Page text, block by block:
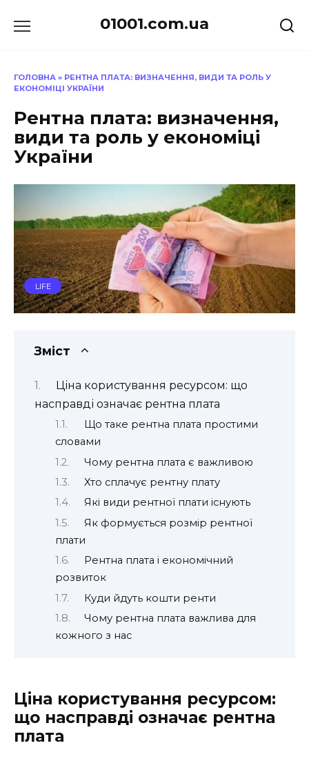
до
01001.com.ua
ГОЛОВНА » РЕНТНА ПЛАТА: ВИЗНАЧЕННЯ, ВИДИ ТА РОЛЬ У
ЕКОНОМІЦІ УКРАЇНИ
Рентна плата: визначення,
види та роль у економіці
України
LIFE
Зміст
Ціна користування ресурсом: що
насправді означає рентна плата
Що таке рентна плата простими
словами
Чому рентна плата є важливою
Хто сплачує рентну плату
Які види рентної плати існують
Як формується розмір рентної
плати
Рентна плата і економічний
розвиток
Куди йдуть кошти ренти
Чому рентна плата важлива для
кожного з нас
Ціна користування ресурсом:
що насправді означає рентна
плата